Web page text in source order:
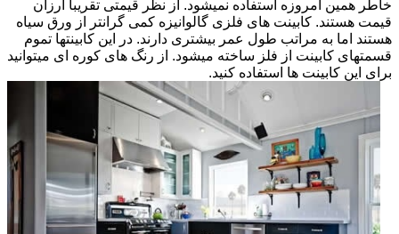
خاطر همین امروزه استفاده نمیشود. از نظر قیمتی تقریبا ارزان
قیمت هستند. کابینت های فلزی گالوانیزه کمی گرانتر از ورق سیاه
هستند اما به مراتب طول عمر بیشتری دارند. در این کابینتها تموم
قسمتهای کابینت از فلز ساخته میشود. از رنگ های کوره ای میتوانید
برای این کابینت ها استفاده کنید.